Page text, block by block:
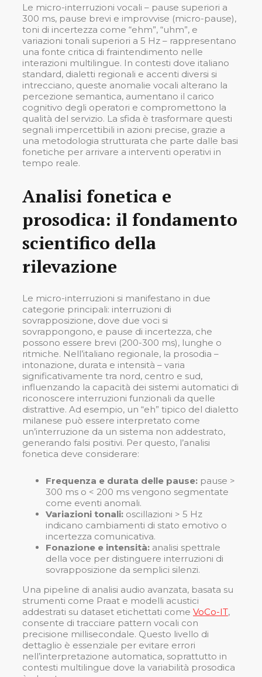
Le micro-interruzioni vocali – pause superiori a
300 ms, pause brevi e improvvise (micro-pause),
toni di incertezza come “ehm”, “uhm”, e
variazioni tonali superiori a 5 Hz – rappresentano
una fonte critica di fraintendimento nelle
interazioni multilingue. In contesti dove italiano
standard, dialetti regionali e accenti diversi si
intrecciano, queste anomalie vocali alterano la
percezione semantica, aumentano il carico
cognitivo degli operatori e compromettono la
qualità del servizio. La sfida è trasformare questi
segnali impercettibili in azioni precise, grazie a
una metodologia strutturata che parte dalle basi
fonetiche per arrivare a interventi operativi in
tempo reale.
Analisi fonetica e
prosodica: il fondamento
scientifico della
rilevazione
Le micro-interruzioni si manifestano in due
categorie principali: interruzioni di
sovrapposizione, dove due voci si
sovrappongono, e pause di incertezza, che
possono essere brevi (200-300 ms), lunghe o
ritmiche. Nell’italiano regionale, la prosodia –
intonazione, durata e intensità – varia
significativamente tra nord, centro e sud,
influenzando la capacità dei sistemi automatici di
riconoscere interruzioni funzionali da quelle
distrattive. Ad esempio, un “eh” tipico del dialetto
milanese può essere interpretato come
un’interruzione da un sistema non addestrato,
generando falsi positivi. Per questo, l’analisi
fonetica deve considerare:
Frequenza e durata delle pause: pause >
300 ms o < 200 ms vengono segmentate
come eventi anomali.
Variazioni tonali: oscillazioni > 5 Hz
indicano cambiamenti di stato emotivo o
incertezza comunicativa.
Fonazione e intensità: analisi spettrale
della voce per distinguere interruzioni di
sovrapposizione da semplici silenzi.
Una pipeline di analisi audio avanzata, basata su
strumenti come Praat e modelli acustici
addestrati su dataset etichettati come VoCo-IT,
consente di tracciare pattern vocali con
precisione millisecondale. Questo livello di
dettaglio è essenziale per evitare errori
nell’interpretazione automatica, soprattutto in
contesti multilingue dove la variabilità prosodica